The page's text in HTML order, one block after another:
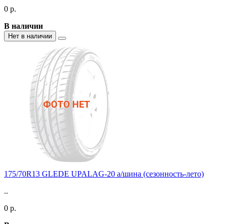
0 р.
В наличии
Нет в наличии
175/70R13 GLEDE UPALAG-20 а/шина (сезонность-лето)
..
0 р.